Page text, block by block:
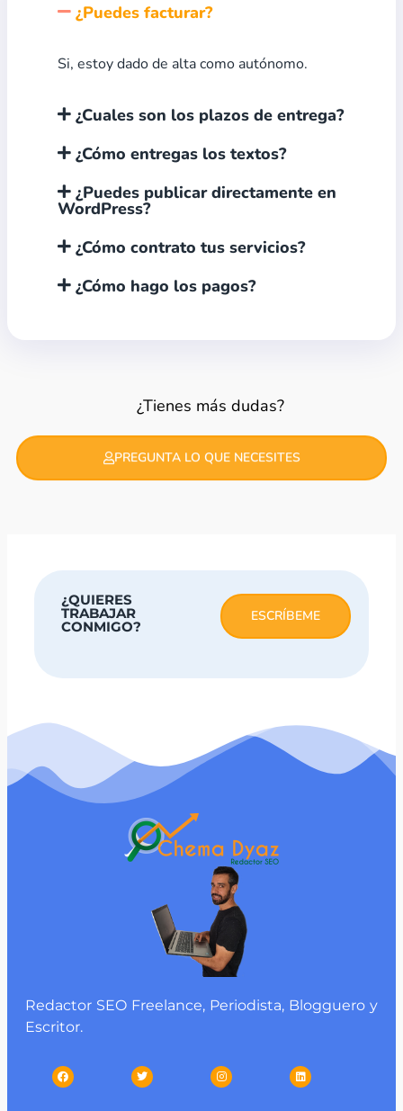
¿Puedes facturar?
Si, estoy dado de alta como autónomo.
¿Cuales son los plazos de entrega?
¿Cómo entregas los textos?
¿Puedes publicar directamente en
WordPress?
¿Cómo contrato tus servicios?
¿Cómo hago los pagos?
¿Tienes más dudas?
PREGUNTA LO QUE NECESITES
¿QUIERES
TRABAJAR
CONMIGO?
ESCRÍBEME
Redactor SEO Freelance, Periodista, Blogguero y
Escritor.